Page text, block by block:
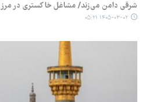
شرقی دامن می‌زند/ مشاغل خاکستری در مرز
۱۴۰۵-۰۳-۰۲ ۰۵:۲۱